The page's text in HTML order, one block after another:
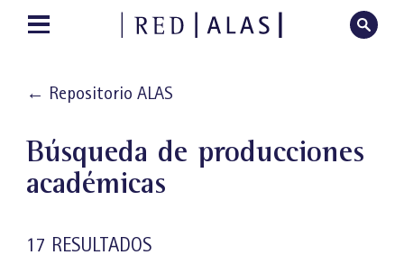
← Repositorio ALAS
Búsqueda de producciones
académicas
17 RESULTADOS